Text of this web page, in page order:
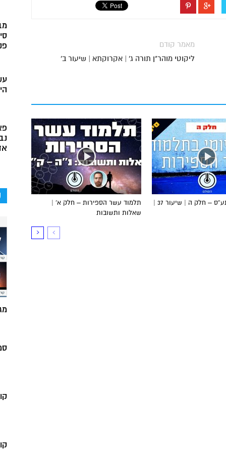
מאמר קודם
ליקוטי מוהר"ן תורה ג' | אקרוקתא | שיעור ב'
תלמוד עשר הספירות – חלק א’ |
שאלות ותשובות